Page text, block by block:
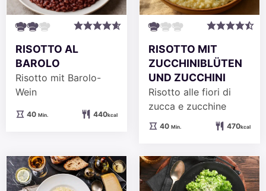
RISOTTO AL
BAROLO
Risotto mit Barolo-
Wein
40Minuten
Min. 440kcal
RISOTTO MIT
ZUCCHINIBLÜTEN
UND ZUCCHINI
Risotto alle fiori di
zucca e zucchine
40Minuten
Min. 470kcal